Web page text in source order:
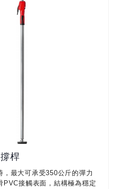
桿
，最大可承受350公斤的彈力
PVC接觸表面，結構極為穩定